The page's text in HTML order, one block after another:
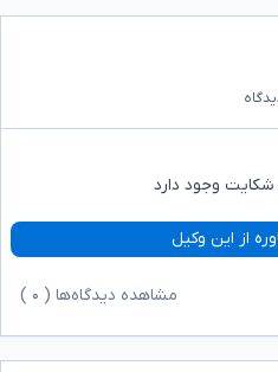
وجود دارد
از این وکیل
مشاهده دیدگاه‌ها ( ۰